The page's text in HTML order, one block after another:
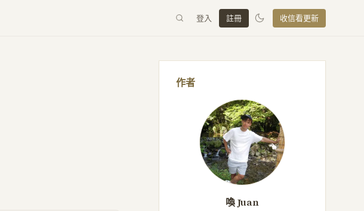
登入 註冊 收信看更新
作者
喚 Juan